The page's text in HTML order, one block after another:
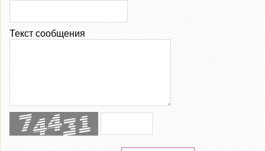
Текст сообщения